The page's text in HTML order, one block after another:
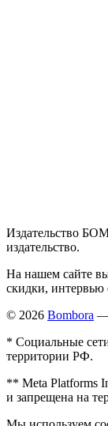
Издательство
издательство.
На нашем сайте
скидки, интервью
© 2026 Bombora —
* Социальные
территории РФ.
** Meta Platforms
и запрещена на